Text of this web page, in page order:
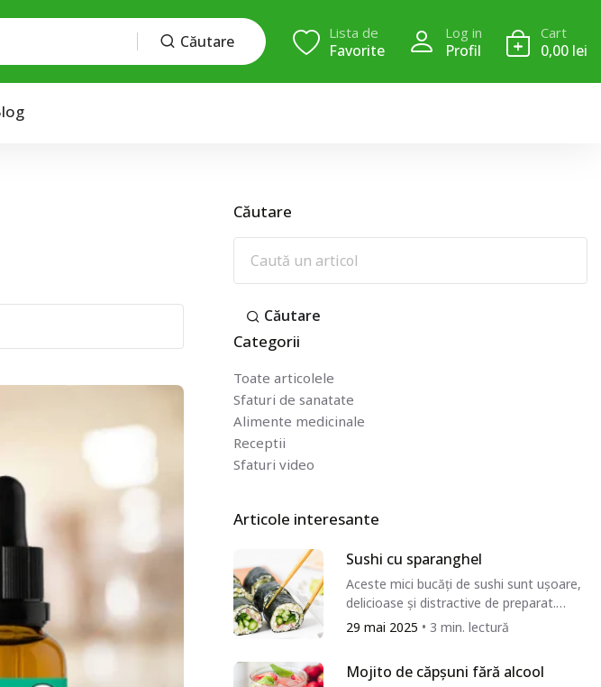
Căutare Lista de
Favorite
Log in
Profil
Cart
0,00 lei
Căutare
Căutare
Categorii
Toate articolele
Sfaturi de sanatate
Alimente medicinale
Receptii
Sfaturi video
Articole interesante
Sushi cu sparanghel
Aceste mici bucăți de sushi sunt ușoare,
delicioase și distractive de preparat.
Sosul de înmuiat și wasabi adaugă un
29 mai 2025 • 3 min. lectură
Mojito de căpșuni fără alcool